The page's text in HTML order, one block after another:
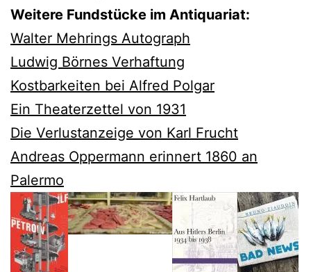
Weitere Fundstücke im Antiquariat:
Walter Mehrings Autograph
Ludwig Börnes Verhaftung
Kostbarkeiten bei Alfred Polgar
Ein Theaterzettel von 1931
Die Verlustanzeige von Karl Frucht
Andreas Oppermann erinnert 1860 an
Palermo